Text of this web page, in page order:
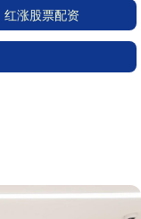
红涨股票配资